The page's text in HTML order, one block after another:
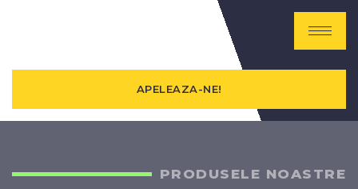
APELEAZA-NE!
PRODUSELE NOASTRE